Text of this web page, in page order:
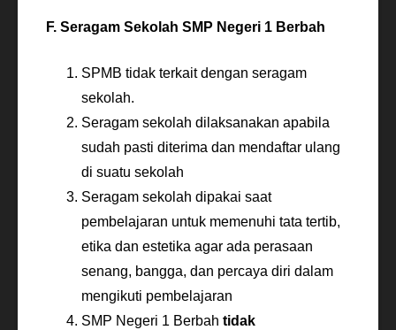
F. Seragam Sekolah SMP Negeri 1 Berbah
SPMB tidak terkait dengan seragam
sekolah.
Seragam sekolah dilaksanakan apabila
sudah pasti diterima dan mendaftar ulang
di suatu sekolah
Seragam sekolah dipakai saat
pembelajaran untuk memenuhi tata tertib,
etika dan estetika agar ada perasaan
senang, bangga, dan percaya diri dalam
mengikuti pembelajaran
SMP Negeri 1 Berbah tidak